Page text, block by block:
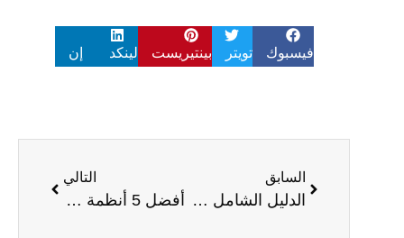
فيسبوك تويتر بينتيريست لينكد إن
السابق
الدليل الشامل لأنظمة الصوت ذات الصف الخطي (Linear Array PA)
التالي
أفضل 5 أنظمة صف مصغر (Mini Line Array) لعام 2024